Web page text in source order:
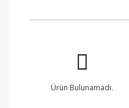
Ürün Bulunamadı.